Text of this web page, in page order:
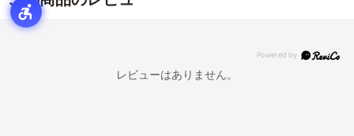
レビューはありません。